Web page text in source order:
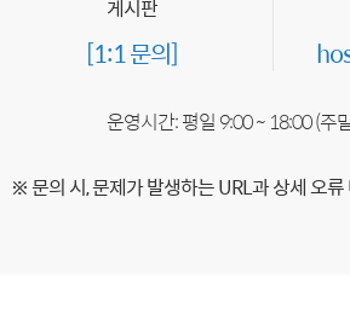
게시판
[1:1 문의]
운영시간: 평일 9:00 ~ 18:00 (주
※ 문의 시, 문제가 발생하는 URL과 상세 오